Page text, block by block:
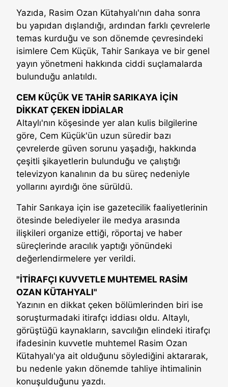
Yazıda, Rasim Ozan Kütahyalı'nın daha sonra
bu yapıdan dışlandığı, ardından farklı çevrelerle
temas kurduğu ve son dönemde çevresindeki
isimlere Cem Küçük, Tahir Sarıkaya ve bir genel
yayın yönetmeni hakkında ciddi suçlamalarda
bulunduğu anlatıldı.
CEM KÜÇÜK VE TAHİR SARIKAYA İÇİN
DİKKAT ÇEKEN İDDİALAR
Altaylı'nın köşesinde yer alan kulis bilgilerine
göre, Cem Küçük'ün uzun süredir bazı
çevrelerde güven sorunu yaşadığı, hakkında
çeşitli şikayetlerin bulunduğu ve çalıştığı
televizyon kanalının da bu süreç nedeniyle
yollarını ayırdığı öne sürüldü.
Tahir Sarıkaya için ise gazetecilik faaliyetlerinin
ötesinde belediyeler ile medya arasında
ilişkileri organize ettiği, röportaj ve haber
süreçlerinde aracılık yaptığı yönündeki
değerlendirmelere yer verildi.
"İTİRAFÇI KUVVETLE MUHTEMEL RASİM
OZAN KÜTAHYALI"
Yazının en dikkat çeken bölümlerinden biri ise
soruşturmadaki itirafçı iddiası oldu. Altaylı,
görüştüğü kaynakların, savcılığın elindeki itirafçı
ifadesinin kuvvetle muhtemel Rasim Ozan
Kütahyalı'ya ait olduğunu söylediğini aktararak,
bu nedenle yakın dönemde tahliye ihtimalinin
konuşulduğunu yazdı.